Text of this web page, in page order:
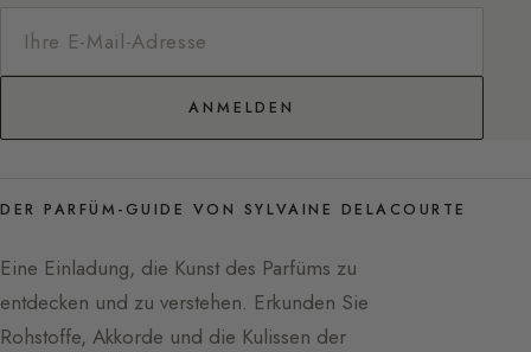
ANMELDEN
DER PARFÜM-GUIDE VON SYLVAINE DELACOURTE
Eine Einladung, die Kunst des Parfüms zu
entdecken und zu verstehen. Erkunden Sie
Rohstoffe, Akkorde und die Kulissen der